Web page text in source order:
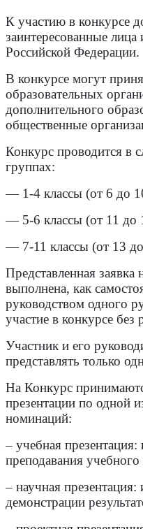
К участию в конкурсе
заинтересованные
Российской Федерации.
В конкурсе могут
образовательных
дополнительного
общественные
Конкурс проводится в
группах:
— 1-4 классы (от 6 до
— 5-6 классы (от 11 до
— 7-11 классы (от 13
Представленная
выполнена, как
руководством одного
участие в конкурсе без
Участник и его
представлять только
На Конкурс
презентации по одной
номинаций:
– учебная презентация:
преподавания учебного
– научная презентация:
демонстрации